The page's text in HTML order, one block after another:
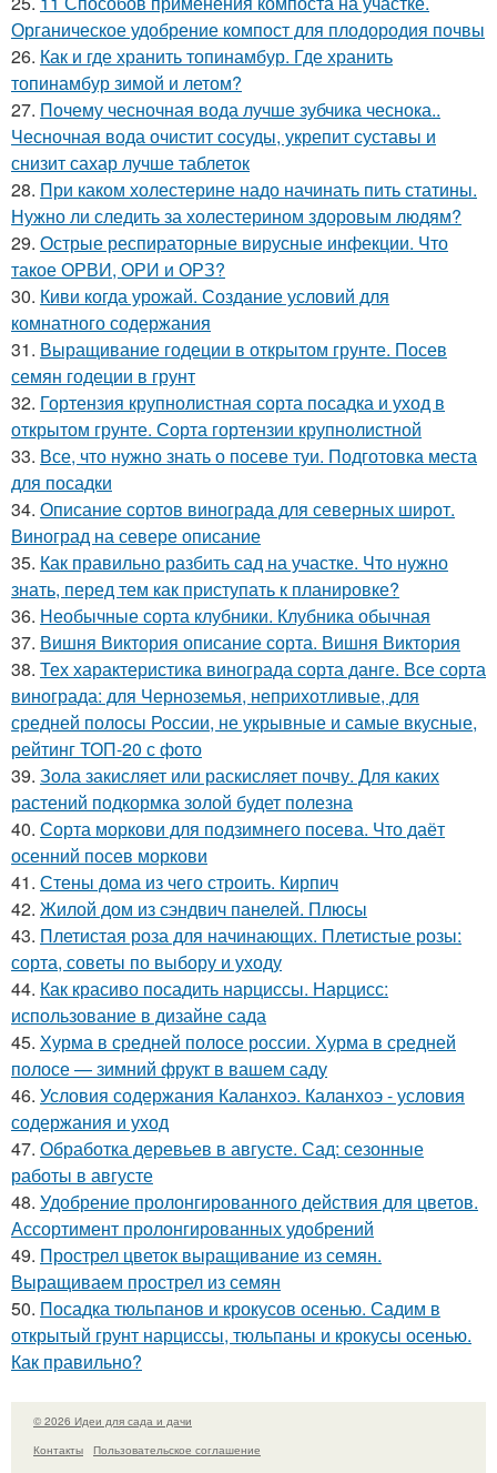
Органическое удобрение компост для плодородия почвы
26. Как и где хранить топинамбур. Где хранить
топинамбур зимой и летом?
27. Почему чесночная вода лучше зубчика чеснока..
Чесночная вода очистит сосуды, укрепит суставы и
снизит сахар лучше таблеток
28. При каком холестерине надо начинать пить статины.
Нужно ли следить за холестерином здоровым людям?
29. Острые респираторные вирусные инфекции. Что
такое ОРВИ, ОРИ и ОРЗ?
30. Киви когда урожай. Создание условий для
комнатного содержания
31. Выращивание годеции в открытом грунте. Посев
семян годеции в грунт
32. Гортензия крупнолистная сорта посадка и уход в
открытом грунте. Сорта гортензии крупнолистной
33. Все, что нужно знать о посеве туи. Подготовка места
для посадки
34. Описание сортов винограда для северных широт.
Виноград на севере описание
35. Как правильно разбить сад на участке. Что нужно
знать, перед тем как приступать к планировке?
36. Необычные сорта клубники. Клубника обычная
37. Вишня Виктория описание сорта. Вишня Виктория
38. Тех характеристика винограда сорта данге. Все сорта
винограда: для Черноземья, неприхотливые, для
средней полосы России, не укрывные и самые вкусные,
рейтинг ТОП-20 с фото
39. Зола закисляет или раскисляет почву. Для каких
растений подкормка золой будет полезна
40. Сорта моркови для подзимнего посева. Что даёт
осенний посев моркови
41. Стены дома из чего строить. Кирпич
42. Жилой дом из сэндвич панелей. Плюсы
43. Плетистая роза для начинающих. Плетистые розы:
сорта, советы по выбору и уходу
44. Как красиво посадить нарциссы. Нарцисс:
использование в дизайне сада
45. Хурма в средней полосе россии. Хурма в средней
полосе — зимний фрукт в вашем саду
46. Условия содержания Каланхоэ. Каланхоэ - условия
содержания и уход
47. Обработка деревьев в августе. Сад: сезонные
работы в августе
48. Удобрение пролонгированного действия для цветов.
Ассортимент пролонгированных удобрений
49. Прострел цветок выращивание из семян.
Выращиваем прострел из семян
50. Посадка тюльпанов и крокусов осенью. Садим в
открытый грунт нарциссы, тюльпаны и крокусы осенью.
Как правильно?
© 2026 Идеи для сада и дачи
Контакты
Пользовательское соглашение